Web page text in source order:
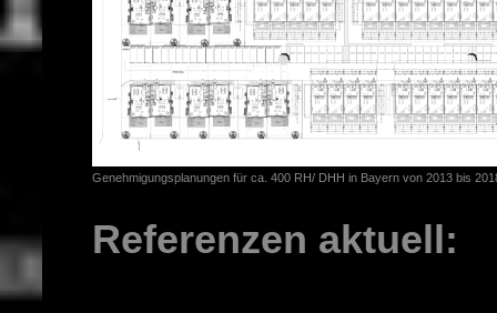
Genehmigungsplanungen für ca. 400 RH/ DHH in Bayern von 2013 bis
Referenzen aktuell: